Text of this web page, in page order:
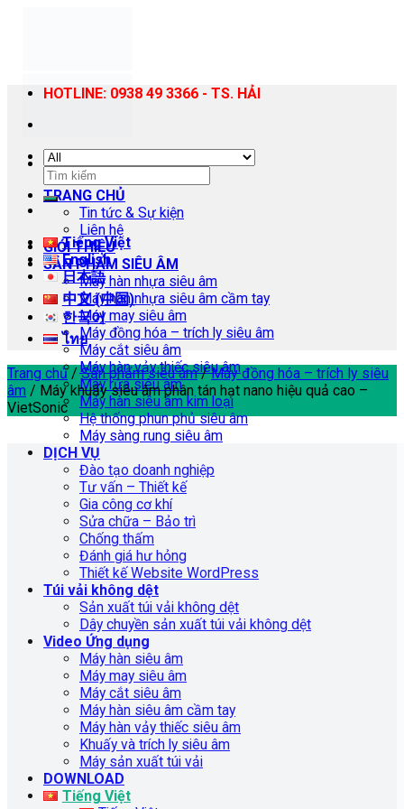
TRANG CHỦ
Tin tức & Sự kiện
Liên hệ
GIỚI THIỆU
SẢN PHẨM SIÊU ÂM
Máy hàn nhựa siêu âm
Máy hàn nhựa siêu âm cầm tay
Máy may siêu âm
Máy đồng hóa – trích ly siêu âm
Máy cắt siêu âm
Máy hàn vảy thiếc siêu âm
Máy rửa siêu âm
Máy hàn siêu âm kim loại
Hệ thống phun phủ siêu âm
Máy sàng rung siêu âm
DỊCH VỤ
Đào tạo doanh nghiệp
Tư vấn – Thiết kế
Gia công cơ khí
Sửa chữa – Bảo trì
Chống thấm
Đánh giá hư hỏng
Thiết kế Website WordPress
Túi vải không dệt
Sản xuất túi vải không dệt
Dây chuyền sản xuất túi vải không dệt
Video Ứng dụng
Máy hàn siêu âm
Máy may siêu âm
Máy cắt siêu âm
Máy hàn siêu âm cầm tay
Máy hàn vảy thiếc siêu âm
Khuấy và trích ly siêu âm
Máy sản xuất túi vải
DOWNLOAD
Tiếng Việt
HOTLINE: 0938 49 3366 - TS. HẢI
Tìm
kiếm:
Tiếng Việt
English
日本語
中文 (中国)
한국어
ไทย
Trang chủ / Sản phẩm siêu âm / Máy đồng hóa – trích ly siêu
âm / Máy khuấy siêu âm phân tán hạt nano hiệu quả cao –
VietSonic